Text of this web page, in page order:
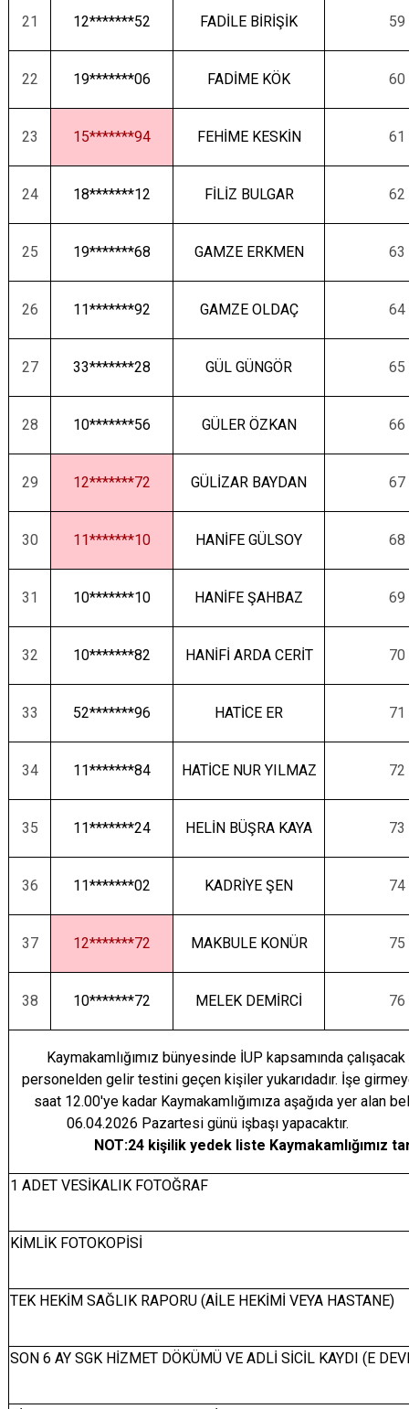
21 12*******52 FADİLE BİRİŞİK 59
22 19*******06 FADİME KÖK 60
23 15*******94 FEHİME KESKİN 61
24 18*******12 FİLİZ BULGAR 62
25 19*******68 GAMZE ERKMEN 63
26 11*******92 GAMZE OLDAÇ 64
27 33*******28 GÜL GÜNGÖR 65
28 10*******56 GÜLER ÖZKAN 66
29 12*******72 GÜLİZAR BAYDAN 67
30 11*******10 HANİFE GÜLSOY 68
31 10*******10 HANİFE ŞAHBAZ 69
32 10*******82 HANİFİ ARDA CERİT 70
33 52*******96 HATİCE ER 71
34 11*******84 HATİCE NUR YILMAZ 72
35 11*******24 HELİN BÜŞRA KAYA 73
36 11*******02 KADRİYE ŞEN 74
37 12*******72 MAKBULE KONÜR 75
38 10*******72 MELEK DEMİRCİ 76
Kaymakamlığımız bünyesinde İUP kapsamında
personelden gelir testini geçen kişiler yukarıdadır. İşe
saat 12.00'ye kadar Kaymakamlığımıza aşağıda yer alan
06.04.2026 Pazartesi
NOT:24 kişilik yedek liste Kaymakamlığımız
1 ADET VESİKALIK FOTOĞRAF
KİMLİK FOTOKOPİSİ
TEK HEKİM SAĞLIK RAPORU (AİLE HEKİMİ VEYA HASTANE)
SON 6 AY SGK HİZMET DÖKÜMÜ VE ADLİ SİCİL KAYDI (E